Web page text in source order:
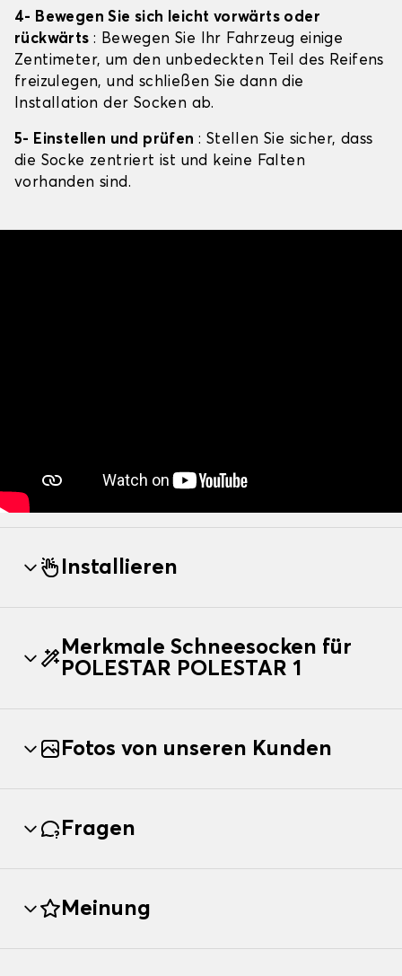
4- Bewegen Sie sich leicht vorwärts oder
rückwärts: Bewegen Sie Ihr Fahrzeug einige
Zentimeter, um den unbedeckten Teil des Reifens
freizulegen, und schließen Sie dann die
Installation der Socken ab.
5- Einstellen und prüfen : Stellen Sie sicher, dass
die Socke zentriert ist und keine Falten
vorhanden sind.
Installieren
Merkmale Schneesocken für
POLESTAR POLESTAR 1
Fotos von unseren Kunden
Fragen
Meinung